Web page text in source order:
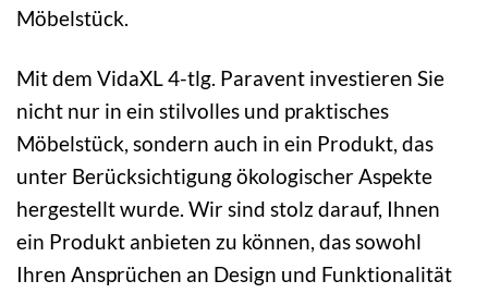
Möbelstück.
Mit dem VidaXL 4-tlg. Paravent investieren Sie
nicht nur in ein stilvolles und praktisches
Möbelstück, sondern auch in ein Produkt, das
unter Berücksichtigung ökologischer Aspekte
hergestellt wurde. Wir sind stolz darauf, Ihnen
ein Produkt anbieten zu können, das sowohl
Ihren Ansprüchen an Design und Funktionalität